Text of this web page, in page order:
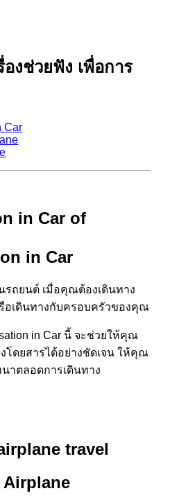
งช่วยฟัง เพื่อการ
Car
in Car
รถยนต์ เมื่อคุณต้องเดินทาง
อเดินทางกับครอบครัวของคุณ
in Car นี้ จะช่วยให้คุณ
โดยสารได้อย่างชัดเจน ให้คุณ
าตลอดการเดินทาง